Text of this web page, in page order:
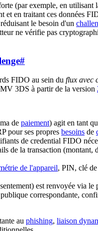
(par exemple, en utilisant
en traitant ces données
le besoin d'un
ne vérifie pas
#
FIDO au sein du flux avec
3DS à partir de la version
de paiement) agit en tant
pour ses propres besoins de
de credential FIDO
de la transaction
de l'appareil, PIN, clé
est renvoyée via
correspondante,
au phishing, liaison